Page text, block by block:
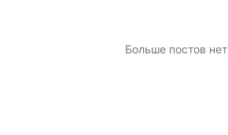
Больше постов нет